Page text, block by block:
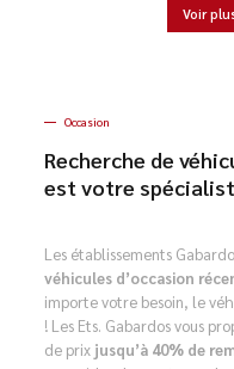
Voir
Occasion
Recherche de
est votre
Les établissements
véhicules d’occasion
importe votre besoin, le
! Les Ets. Gabardos vous
de prix jusqu’à 40% de